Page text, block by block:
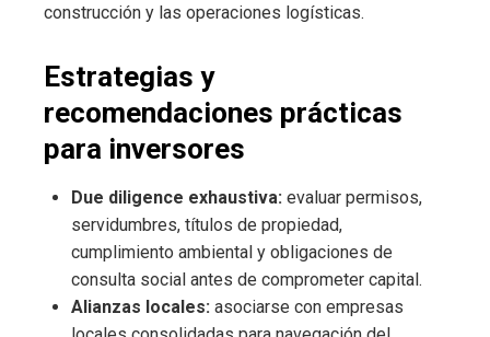
construcción y las operaciones logísticas.
Estrategias y
recomendaciones prácticas
para inversores
Due diligence exhaustiva: evaluar permisos,
servidumbres, títulos de propiedad,
cumplimiento ambiental y obligaciones de
consulta social antes de comprometer capital.
Alianzas locales: asociarse con empresas